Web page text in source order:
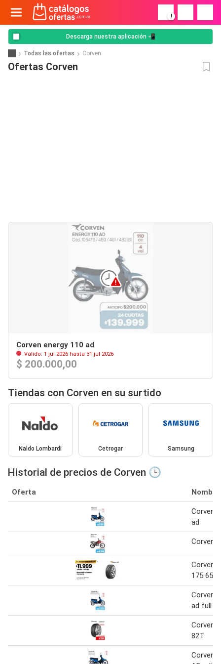
!
Descarga nuestra aplicación 📲
Todas las ofertas Corven
Ofertas Corven
Corven energy 110 ad
Válido: 1 jul 2026 hasta 31 jul 2026
$ 200.000,00
Tiendas con Corven en su surtido
Naldo Lombardi Cetrogar Samsung
Historial de precios de Corven 🕒
Oferta Nombre
Corven
ad
Corven
Corven
175
Corven
ad full
Corven
82T
Corven